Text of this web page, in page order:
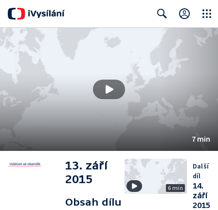
Search
7 min
13. září
2015
Obsah dílu
6 min
Další
díl
14.
září
2015